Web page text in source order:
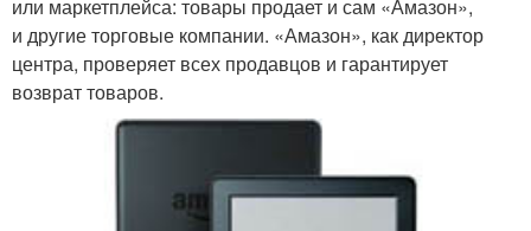
или маркетплейса: товары продает и сам «Амазон»,
и другие торговые компании. «Амазон», как директор
центра, проверяет всех продавцов и гарантирует
возврат товаров.